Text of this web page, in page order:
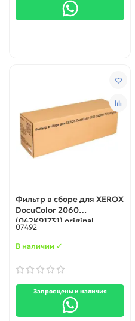
Фильтр в сборе для XEROX
DocuColor 2060
(042K91731) original
07492
В наличии ✓
Запрос цены и наличия